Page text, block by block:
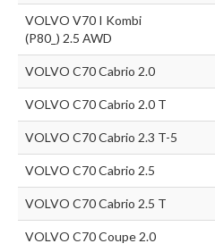
VOLVO V70 I Kombi
(P80_) 2.5 AWD
VOLVO C70 Cabrio 2.0
VOLVO C70 Cabrio 2.0 T
VOLVO C70 Cabrio 2.3 T-5
VOLVO C70 Cabrio 2.5
VOLVO C70 Cabrio 2.5 T
VOLVO C70 Coupe 2.0